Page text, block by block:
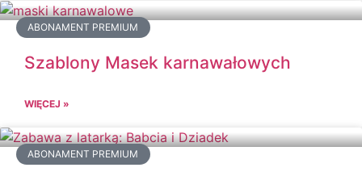
ABONAMENT PREMIUM
Szablony Masek karnawałowych
WIĘCEJ »
ABONAMENT PREMIUM